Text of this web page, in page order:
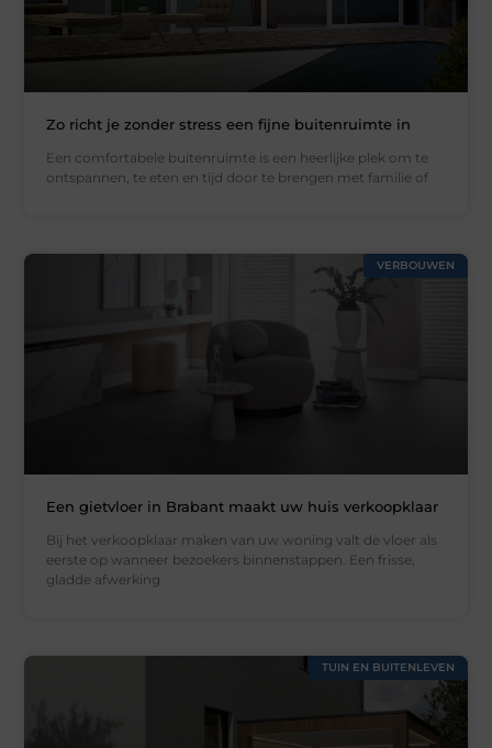
Zo richt je zonder stress een fijne buitenruimte in
Een comfortabele buitenruimte is een heerlijke plek om te
ontspannen, te eten en tijd door te brengen met familie of
VERBOUWEN
Een gietvloer in Brabant maakt uw huis verkoopklaar
Bij het verkoopklaar maken van uw woning valt de vloer als
eerste op wanneer bezoekers binnenstappen. Een frisse,
gladde afwerking
TUIN EN BUITENLEVEN